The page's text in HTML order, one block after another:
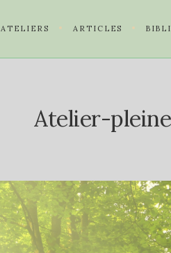
ATELIERS ARTICLES
Atelier-